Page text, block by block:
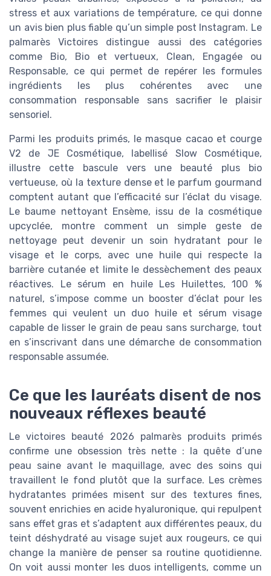
stress et aux variations de température, ce qui donne
un avis bien plus fiable qu’un simple post Instagram. Le
palmarès Victoires distingue aussi des catégories
comme Bio, Bio et vertueux, Clean, Engagée ou
Responsable, ce qui permet de repérer les formules
ingrédients les plus cohérentes avec une
consommation responsable sans sacrifier le plaisir
sensoriel.
Parmi les produits primés, le masque cacao et courge
V2 de JE Cosmétique, labellisé Slow Cosmétique,
illustre cette bascule vers une beauté plus bio
vertueuse, où la texture dense et le parfum gourmand
comptent autant que l’efficacité sur l’éclat du visage.
Le baume nettoyant Ensème, issu de la cosmétique
upcyclée, montre comment un simple geste de
nettoyage peut devenir un soin hydratant pour le
visage et le corps, avec une huile qui respecte la
barrière cutanée et limite le dessèchement des peaux
réactives. Le sérum en huile Les Huilettes, 100 %
naturel, s’impose comme un booster d’éclat pour les
femmes qui veulent un duo huile et sérum visage
capable de lisser le grain de peau sans surcharge, tout
en s’inscrivant dans une démarche de consommation
responsable assumée.
Ce que les lauréats disent de nos
nouveaux réflexes beauté
Le victoires beauté 2026 palmarès produits primés
confirme une obsession très nette : la quête d’une
peau saine avant le maquillage, avec des soins qui
travaillent le fond plutôt que la surface. Les crèmes
hydratantes primées misent sur des textures fines,
souvent enrichies en acide hyaluronique, qui repulpent
sans effet gras et s’adaptent aux différentes peaux, du
teint déshydraté au visage sujet aux rougeurs, ce qui
change la manière de penser sa routine quotidienne.
On voit aussi monter les duos intelligents, comme un